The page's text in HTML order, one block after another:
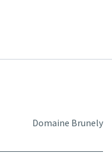
Domaine Brunely